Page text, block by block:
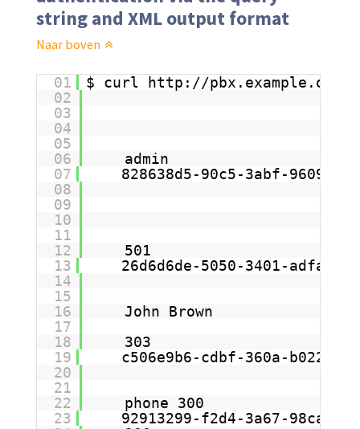
string and XML output format
Naar boven
01 $ curl
http://pbx.example.org/
02
03
04
05
06
admin
07
828638d5-90c5-3abf-9609-
08
09
10
11
12
501
13
26d6d6de-5050-3401-adfa-
14
15
16
John Brown
17
18
303
19
c506e9b6-cdbf-360a-b022-
20
21
22
phone 300
23
92913299-f2d4-3a67-98ca-